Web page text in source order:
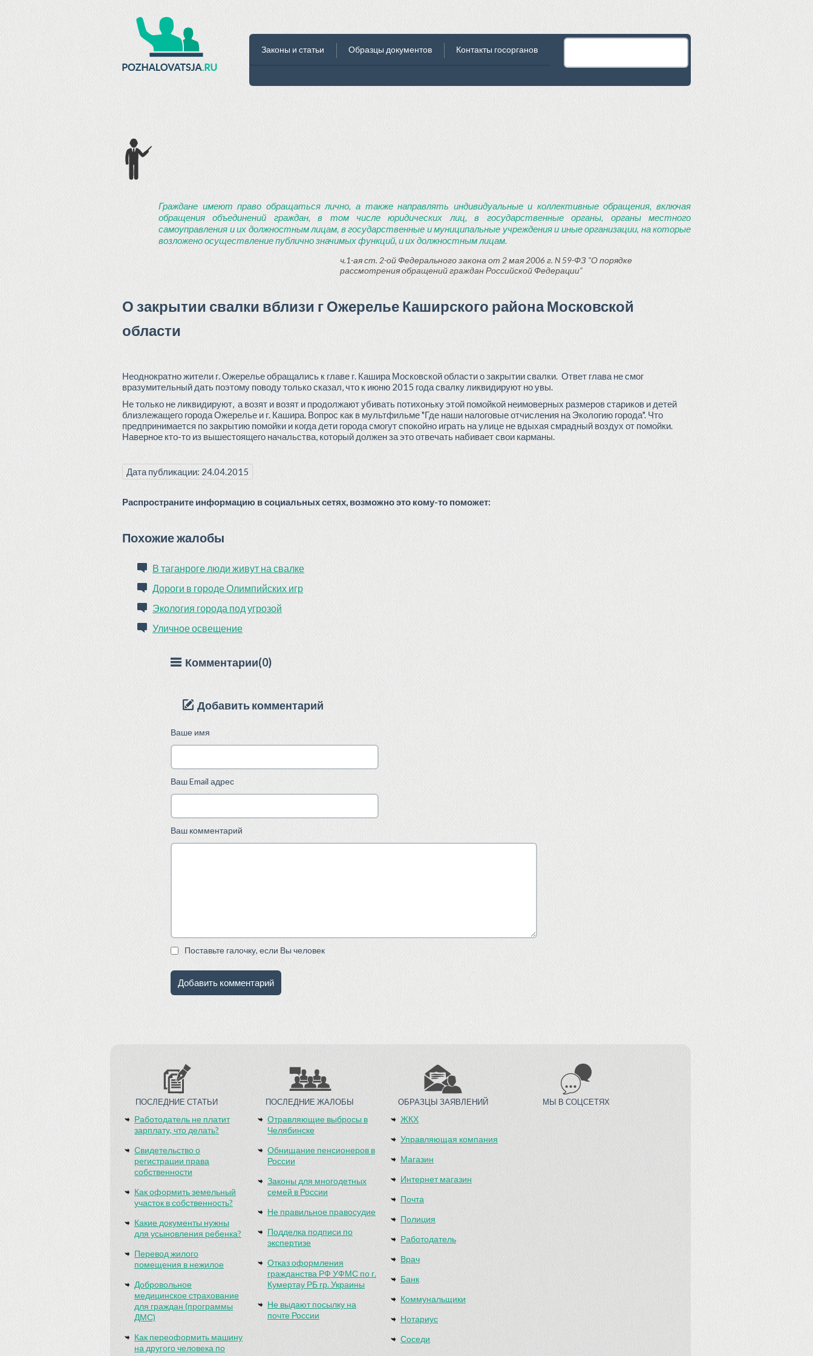
Законы и статьи Образцы документов Контакты госорганов
Граждане имеют право обращаться лично, а также направлять индивидуальные и коллективные обращения, включая
обращения объединений граждан, в том числе юридических лиц, в государственные органы, органы местного
самоуправления и их должностным лицам, в государственные и муниципальные учреждения и иные организации, на которые
возложено осуществление публично значимых функций, и их должностным лицам.
ч.1-ая ст. 2-ой Федерального закона от 2 мая 2006 г. N 59-ФЗ "О порядке
рассмотрения обращений граждан Российской Федерации"
О закрытии свалки вблизи г Ожерелье Каширского района Московской
области
Неоднократно жители г. Ожерелье обращались к главе г. Кашира Московской области о закрытии свалки. Ответ глава не смог
вразумительный дать поэтому поводу только сказал, что к июню 2015 года свалку ликвидируют но увы.
Не только не ликвидируют, а возят и возят и продолжают убивать потихоньку этой помойкой неимоверных размеров стариков и детей
близлежащего города Ожерелье и г. Кашира. Вопрос как в мультфильме "Где наши налоговые отчисления на Экологию города". Что
предпринимается по закрытию помойки и когда дети города смогут спокойно играть на улице не вдыхая смрадный воздух от помойки.
Наверное кто-то из вышестоящего начальства, который должен за это отвечать набивает свои карманы.
Дата публикации: 24.04.2015
Распространите информацию в социальных сетях, возможно это кому-то поможет:
Похожие жалобы
В таганроге люди живут на свалке
Дороги в городе Олимпийских игр
Экология города под угрозой
Уличное освещение
Комментарии(0)
Добавить комментарий
Ваше имя
Ваш Email адрес
Ваш комментарий
Поставьте галочку, если Вы человек
ПОСЛЕДНИЕ СТАТЬИ
Работодатель не платит
зарплату, что делать?
Свидетельство о
регистрации права
собственности
Как оформить земельный
участок в собственность?
Какие документы нужны
для усыновления ребенка?
Перевод жилого
помещения в нежилое
Добровольное
медицинское страхование
для граждан (программы
ДМС)
Как переоформить машину
на другого человека по
ПОСЛЕДНИЕ ЖАЛОБЫ
Отравляющие выбросы в
Челябинске
Обнищание пенсионеров в
России
Законы для многодетных
семей в России
Не правильное правосудие
Подделка подписи по
экспертизе
Отказ оформления
гражданства РФ УФМС по г.
Кумертау РБ гр. Украины
Не выдают посылку на
почте России
ОБРАЗЦЫ ЗАЯВЛЕНИЙ
ЖКХ
Управляющая компания
Магазин
Интернет магазин
Почта
Полиция
Работодатель
Врач
Банк
Коммунальщики
Нотариус
Соседи
МЫ В СОЦСЕТЯХ